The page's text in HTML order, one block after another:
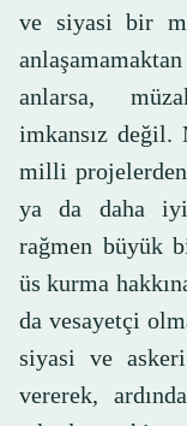
ve siyasi bir
anlarsa,
imkansız değil.
milli
ya da daha iyi
rağmen büyük
üs kurma
da vesayetçi
siyasi ve
vererek,